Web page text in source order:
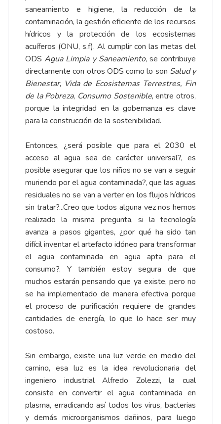
saneamiento e higiene, la reducción de la
contaminación, la gestión eficiente de los recursos
hídricos y la protección de los ecosistemas
acuíferos (ONU, s.f). Al cumplir con las metas del
ODSAgua Limpia y Saneamiento, se contribuye
directamente con otros ODS como lo son Salud y
Bienestar, Vida de Ecosistemas Terrestres, Fin
de la Pobreza, Consumo Sostenible, entre otros,
porque la integridad en la gobernanza es clave
para la construcción de la sostenibilidad.
Entonces, ¿será posible que para el 2030 el
acceso al agua sea de carácter universal?, es
posible asegurar que los niños no se van a seguir
muriendo por el agua contaminada?, que las aguas
residuales no se van a verter en los flujos hídricos
sin tratar?...Creo que todos alguna vez nos hemos
realizado la misma pregunta, si la tecnología
avanza a pasos gigantes, ¿por qué ha sido tan
difícil inventar el artefacto idóneo para transformar
el agua contaminada en agua apta para el
consumo?. Y también estoy segura de que
muchos estarán pensando que ya existe, pero no
se ha implementado de manera efectiva porque
el proceso de purificación requiere de grandes
cantidades de energía, lo que lo hace ser muy
costoso.
Sin embargo, existe una luz verde en medio del
camino, esa luz es la idea revolucionaria del
ingeniero industrial Alfredo Zolezzi, la cual
consiste en convertir el agua contaminada en
plasma, erradicando así todos los virus, bacterias
y demás microorganismos dañinos, para luego